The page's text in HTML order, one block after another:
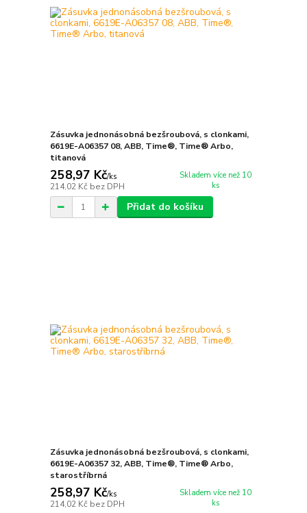
Zásuvka jednonásobná bezšroubová, s clonkami,
6619E-A06357 08, ABB, Time®, Time® Arbo,
titanová
258,97 Kč/ks
214,02 Kč bez DPH
Skladem více než 10
ks
Přidat do košíku
Zásuvka jednonásobná bezšroubová, s clonkami,
6619E-A06357 32, ABB, Time®, Time® Arbo,
starostříbrná
258,97 Kč/ks
214,02 Kč bez DPH
Skladem více než 10
ks